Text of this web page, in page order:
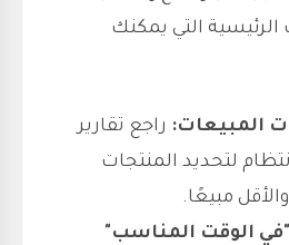
التي يمكنك
المبيعات: راجع تقارير
لتحديد المنتجات
مبيعًا.
"في الوقت المناسب"